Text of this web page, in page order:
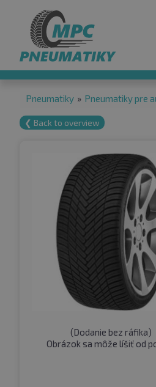
Pneumatiky » Pneumatiky pre
❮ Back to overview
(Dodanie bez ráfika)
Obrázok sa môže líšiť od